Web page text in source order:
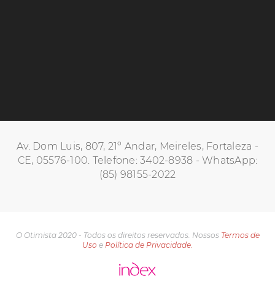
Av. Dom Luis, 807, 21º Andar, Meireles, Fortaleza -
CE, 05576-100. Telefone: 3402-8938 - WhatsApp:
(85) 98155-2022
O Otimista 2020 - Todos os direitos reservados. Nossos Termos de
Uso e Política de Privacidade.